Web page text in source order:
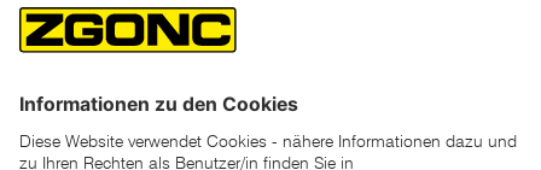
Tagen vor Beginn dieser Aktion verlangte Preis
unter den UVP Preisen auf dieser Website sind die